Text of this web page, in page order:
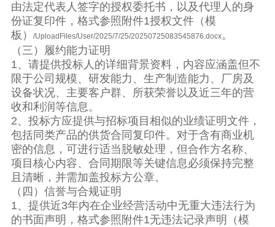
由法定代表人签字的授权委托书，以及代理人的身
份证复印件，格式参照附件1授权文件（模
板）
/UploadFiles/User/2025/7/25/20250725083545876.docx。
（三）履约能力证明
1、请提供投标人的详细背景资料，内容应涵盖但不
限于公司规模、研发能力、生产制造能力、厂房及
设备状况、主要客户群、所获荣誉以及近三年的营
收和利润等信息。
2、投标方应提供与招标项目相似的业绩证明文件，
包括同类产品的供货合同复印件。对于含有商业机
密的信息，可进行适当脱敏处理，但合作方名称、
项目核心内容、合同期限等关键信息必须保持完整
且清晰，并需加盖投标方公章。
（四）信誉与合规证明
1、提供近3年内在企业经营活动中无重大违法行为
的书面声明，格式参照附件1无违法记录声明（模